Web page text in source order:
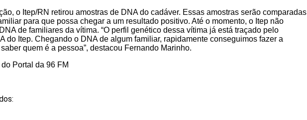
o Itep/RN retirou amostras de DNA do cadáver. Essas amostras serão comparadas
para que possa chegar a um resultado positivo. Até o momento, o Itep não
de familiares da vítima. “O perfil genético dessa vítima já está traçado pelo
do Itep. Chegando o DNA de algum familiar, rapidamente conseguimos fazer a
quem é a pessoa”, destacou Fernando Marinho.
Portal da 96 FM